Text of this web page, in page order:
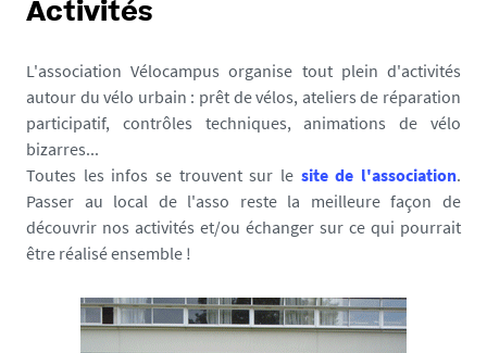
Activités
L'association Vélocampus organise tout plein d'activités
autour du vélo urbain : prêt de vélos, ateliers de réparation
participatif, contrôles techniques, animations de vélo
bizarres...
Toutes les infos se trouvent sur le site de l'association.
Passer au local de l'asso reste la meilleure façon de
découvrir nos activités et/ou échanger sur ce qui pourrait
être réalisé ensemble !